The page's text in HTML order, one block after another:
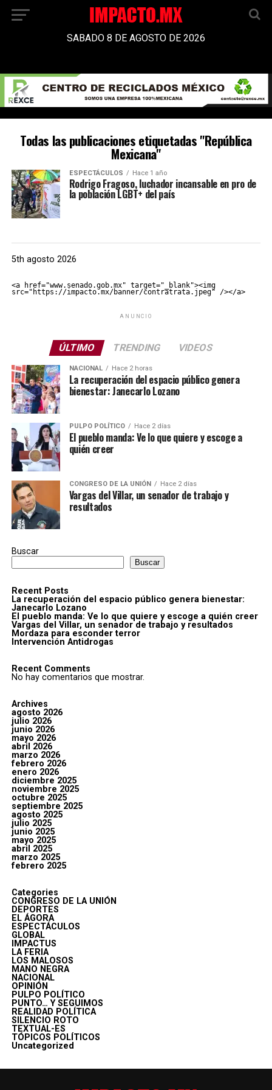
SABADO 8 DE AGOSTO DE 2026
Todas las publicaciones etiquetadas "República
Mexicana"
ESPECTÁCULOS Hace 1 año
Rodrigo Fragoso, luchador incansable en pro de
la población LGBT+ del país
5th agosto 2026
<a href="www.senado.gob.mx" target="_blank"><img
src="https://impacto.mx/banner/contratrata.jpeg" /></a>
ANUNCIO
ÚLTIMO TRENDING VIDEOS
NACIONAL Hace 2 horas
La recuperación del espacio público genera
bienestar: Janecarlo Lozano
PULPO POLÍTICO Hace 2 días
El pueblo manda: Ve lo que quiere y escoge a
quién creer
CONGRESO DE LA UNIÓN Hace 2 días
Vargas del Villar, un senador de trabajo y
resultados
Buscar
Buscar
Recent Posts
La recuperación del espacio público genera bienestar:
Janecarlo Lozano
El pueblo manda: Ve lo que quiere y escoge a quién creer
Vargas del Villar, un senador de trabajo y resultados
Mordaza para esconder terror
Intervención Antidrogas
Recent Comments
No hay comentarios que mostrar.
Archives
agosto 2026
julio 2026
junio 2026
mayo 2026
abril 2026
marzo 2026
febrero 2026
enero 2026
diciembre 2025
noviembre 2025
octubre 2025
septiembre 2025
agosto 2025
julio 2025
junio 2025
mayo 2025
abril 2025
marzo 2025
febrero 2025
Categories
CONGRESO DE LA UNIÓN
DEPORTES
EL ÁGORA
ESPECTÁCULOS
GLOBAL
IMPACTUS
LA FERIA
LOS MALOSOS
MANO NEGRA
NACIONAL
OPINIÓN
PULPO POLÍTICO
PUNTO… Y SEGUIMOS
REALIDAD POLÍTICA
SILENCIO ROTO
TEXTUAL-ES
TÓPICOS POLÍTICOS
Uncategorized